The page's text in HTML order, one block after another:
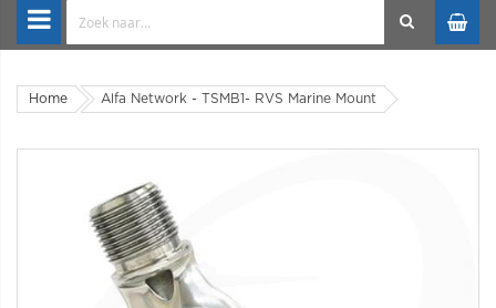
Home Alfa Network - TSMB1- RVS Marine Mount